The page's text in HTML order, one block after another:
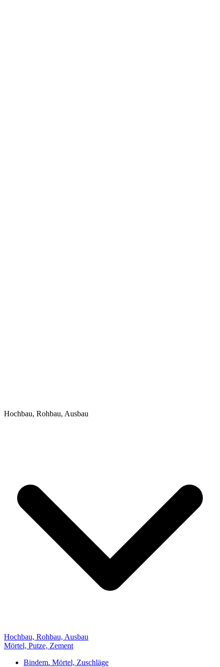
Hochbau, Rohbau, Ausbau
Hochbau, Rohbau, Ausbau
Mörtel, Putze, Zement
Bindem. Mörtel, Zuschläge